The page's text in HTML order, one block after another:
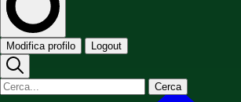
Modifica profilo Logout
Cerca